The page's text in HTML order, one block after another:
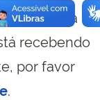
essa
recebendo
por favor
.